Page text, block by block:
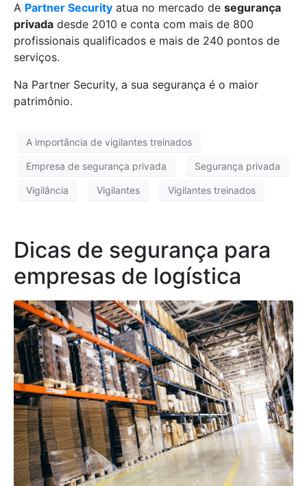
A Partner Security atua no mercado de segurança
privada desde 2010 e conta com mais de 800
profissionais qualificados e mais de 240 pontos de
serviços.
Na Partner Security, a sua segurança é o maior
patrimônio.
A importância de vigilantes treinados
Empresa de segurança privada Segurança privada
Vigilância Vigilantes Vigilantes treinados
Dicas de segurança para
empresas de logística